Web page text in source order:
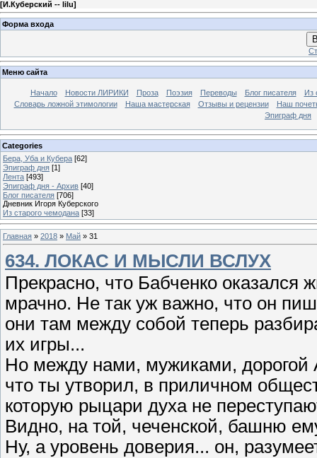
[И.Куберский -- lilu]
Форма входа
Меню сайта
Начало Новости ЛИРИКИ Проза Поэзия Переводы Блог писателя
Из
Словарь ложной этимологии
Наша мастерская Отзывы и рецензии
Наш
Эпиграф дня
Categories
Бера, Уба и Кубера [62]
Эпиграф дня [1]
Лента [493]
Эпиграф дня - Архив [40]
Блог писателя [706]
Дневник Игоря Куберского
Из старого чемодана [33]
Главная » 2018 » Май » 31
634. ЛОКАС И МЫСЛИ ВСЛУХ
Прекрасно, что Бабченко оказался
мрачно. Не так уж важно, что он
они там между собой теперь
их игры...
Но между нами, мужиками, дорогой
что ты утворил, в приличном
которую рыцари духа не
Видно, на той, чеченской, башню
Ну, а уровень доверия... он,